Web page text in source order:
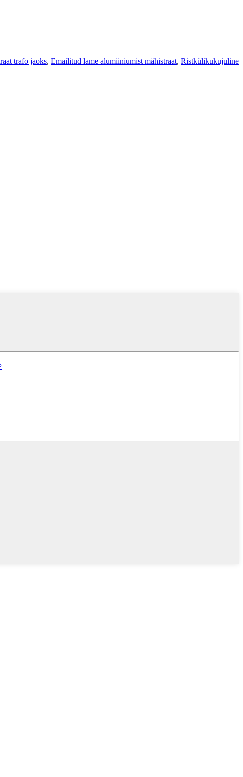
trafo jaoks, Emailitud lame alumiiniumist mähistraat, Ristkülikukujuline